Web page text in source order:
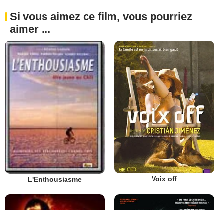
Si vous aimez ce film, vous pourriez
aimer ...
L'Enthousiasme Voix off